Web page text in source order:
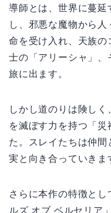
導師とは、世界に蔓
し、邪悪な魔物から
命を受け入れ、天族
士の「アリーシャ」、
旅に出ます。
しかし道のりは険し
を滅ぼす力を持つ「
た。スレイたちは仲
実と向き合っていきま
さらに本作の特徴とし
ルズ オブ ベルセリア